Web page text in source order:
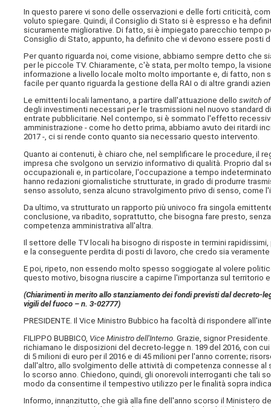
In questo parere vi sono delle osservazioni e delle forti criticità,
voluto spiegare. Quindi, il Consiglio di Stato si è espresso e ha
sicuramente migliorative. Di fatto, si è impiegato parecchio tempo
Consiglio di Stato, appunto, ha definito che vi devono essere posti
Per quanto riguarda noi, come visione, abbiamo sempre detto che
per le piccole TV. Chiaramente, c'è stata, per molto tempo, la
informazione a livello locale molto molto importante e, di fatto,
facile per quanto riguarda la gestione della RAI o di altre grandi
Le emittenti locali lamentano, a partire dall'attuazione delloswitch
degli investimenti necessari per le trasmissioni nel nuovo
entrate pubblicitarie. Nel contempo, si è sommato l'effetto
amministrazione - come ho detto prima, abbiamo avuto dei ritardi
2017 -, ci si rende conto quanto sia necessario questo intervento.
Quanto ai contenuti, è chiaro che, nel semplificare le procedure, il
impresa che svolgono un servizio informativo di qualità. Proprio
occupazionali e, in particolare, l'occupazione a tempo
hanno redazioni giornalistiche strutturate, in grado di produrre
senso assoluto, senza alcuno stravolgimento privo di senso,
Da ultimo, va strutturato un rapporto più univoco fra singola
conclusione, va ribadito, soprattutto, che bisogna fare presto,
competenza amministrativa all'altra.
Il settore delle TV locali ha bisogno di risposte in termini
e la conseguente perdita di posti di lavoro, che credo sia
E poi, ripeto, non essendo molto spesso soggiogate al volere
questo motivo, bisogna riuscire a capirne l'importanza sul territorio
(Chiarimenti in merito allo stanziamento dei fondi previsti dal decreto-
vigili del fuoco – n. 3-02777)
PRESIDENTE. Il Vice Ministro Bubbico ha facoltà di rispondere
FILIPPO BUBBICO, Vice Ministro dell'Interno . Grazie, signor
richiamano le disposizioni del decreto-legge n. 189 del 2016, con
di 5 milioni di euro per il 2016 e di 45 milioni per l'anno corrente;
dall'altro, allo svolgimento delle attività di competenza connesse
lo scorso anno. Chiedono, quindi, gli onorevoli interroganti che tali
modo da consentirne il tempestivo utilizzo per le finalità sopra
Informo, innanzitutto, che già alla fine dell'anno scorso il Ministero